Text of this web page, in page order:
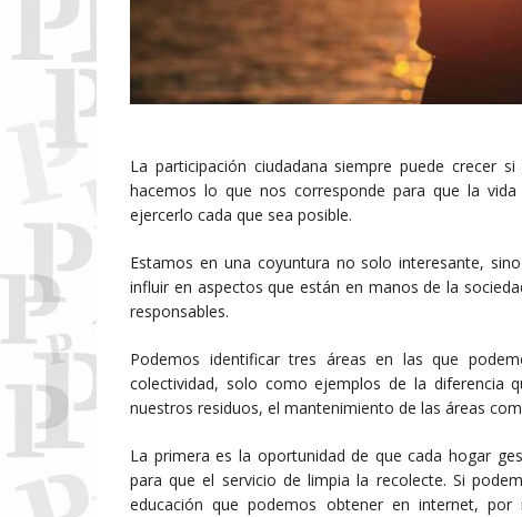
La participación ciudadana siempre puede crecer
hacemos lo que nos corresponde para que la
ejercerlo cada que sea posible.
Estamos en una coyuntura no solo interesante,
influir en aspectos que están en manos de la
responsables.
Podemos identificar tres áreas en las que
colectividad, solo como ejemplos de la diferencia
nuestros residuos, el mantenimiento de las áreas
La primera es la oportunidad de que cada hogar
para que el servicio de limpia la recolecte. Si
educación que podemos obtener en internet, por